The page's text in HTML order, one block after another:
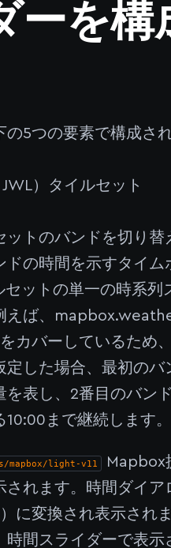
ーを
5つの要素で構成さ
）タイルセット
ットのバンドを切り
の時間を示すタイム
セットの単一の時系
えば、
カバーしているため
した場合、最初の
表し、2番目のバン
まで継続します。
mapbox/light-v11
Mapbox
されます。時間ダイ
に変換され表示され
間スライダーで表